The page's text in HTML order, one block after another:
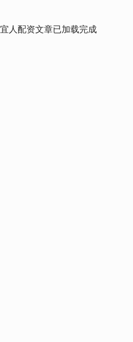
宜人配资文章已加载完成